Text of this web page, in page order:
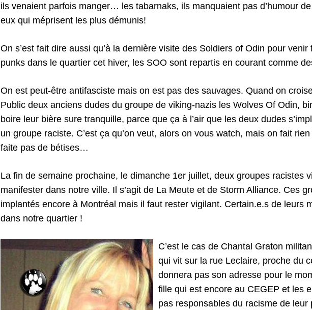
ils venaient parfois manger… les tabarnaks, ils manquaient pas d’humour
eux qui méprisent les plus démunis!
On s’est fait dire aussi qu’à la dernière visite des Soldiers of Odin pour venir
punks dans le quartier cet hiver, les SOO sont repartis en courant comme
On est peut-être antifasciste mais on est pas des sauvages. Quand on
Public deux anciens dudes du groupe de viking-nazis les Wolves Of Odin,
boire leur bière sure tranquille, parce que ça à l’air que les deux dudes
un groupe raciste. C’est ça qu’on veut, alors on vous watch, mais on fait
faite pas de bétises…
La fin de semaine prochaine, le dimanche 1er juillet, deux groupes racistes
manifester dans notre ville. Il s’agit de La Meute et de Storm Alliance. Ces
implantés encore à Montréal mais il faut rester vigilant. Certain.e.s de leurs
dans notre quartier !
C’est le cas de Chantal Graton
qui vit sur la rue Leclaire, proche du
donnera pas son adresse pour le
fille qui est encore au CEGEP et les
pas responsables du racisme de leur